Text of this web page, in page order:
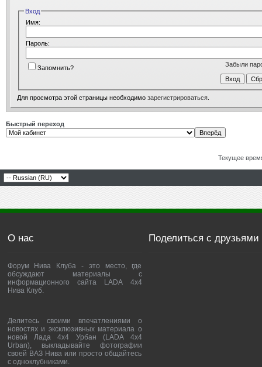
Вход
Имя:
Пароль:
Забыли
Запомнить?
Для просмотра этой страницы необходимо зарегистрироваться
Быстрый переход
Текущее
О нас
Форум Нива Клуба - это место, где
обсуждают материалы с
информационного сайта LADA 4x4
Нива Клуб.
Делитесь своими впечатлениями о
новостях и эксклюзивных материала о
новой Лада 4х4 Урбан (LADA 4x4
Urban), выкладывайте фотографии
своей ВАЗ Нива или просто общайтесь
с одноклубниками.
Поделиться с друзьями